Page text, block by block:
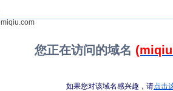
miqiu.com
您正在访问的域名
如果您对该域名感兴趣，请点击